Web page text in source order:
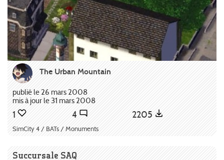
The Urban Mountain
publié le 26 mars 2008
mis à jour le 31 mars 2008
1 4 2205
SimCity 4 / BATs / Monuments
Succursale SAQ